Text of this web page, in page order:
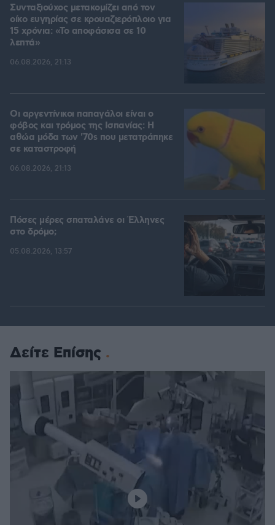
Συνταξιούχος μετακομίζει από τον
οίκο ευγηρίας σε κρουαζιερόπλοιο για
15 χρόνια: «Το αποφάσισα σε 10
λεπτά»
06.08.2026, 21:13
Οι αργεντίνικοι παπαγάλοι είναι ο
φόβος και τρόμος της Ισπανίας: Η
αθώα μόδα των '70s που μετατράπηκε
σε καταστροφή
06.08.2026, 21:13
Πόσες μέρες σπαταλάνε οι Έλληνες
στο δρόμο;
05.08.2026, 13:57
Δείτε Επίσης